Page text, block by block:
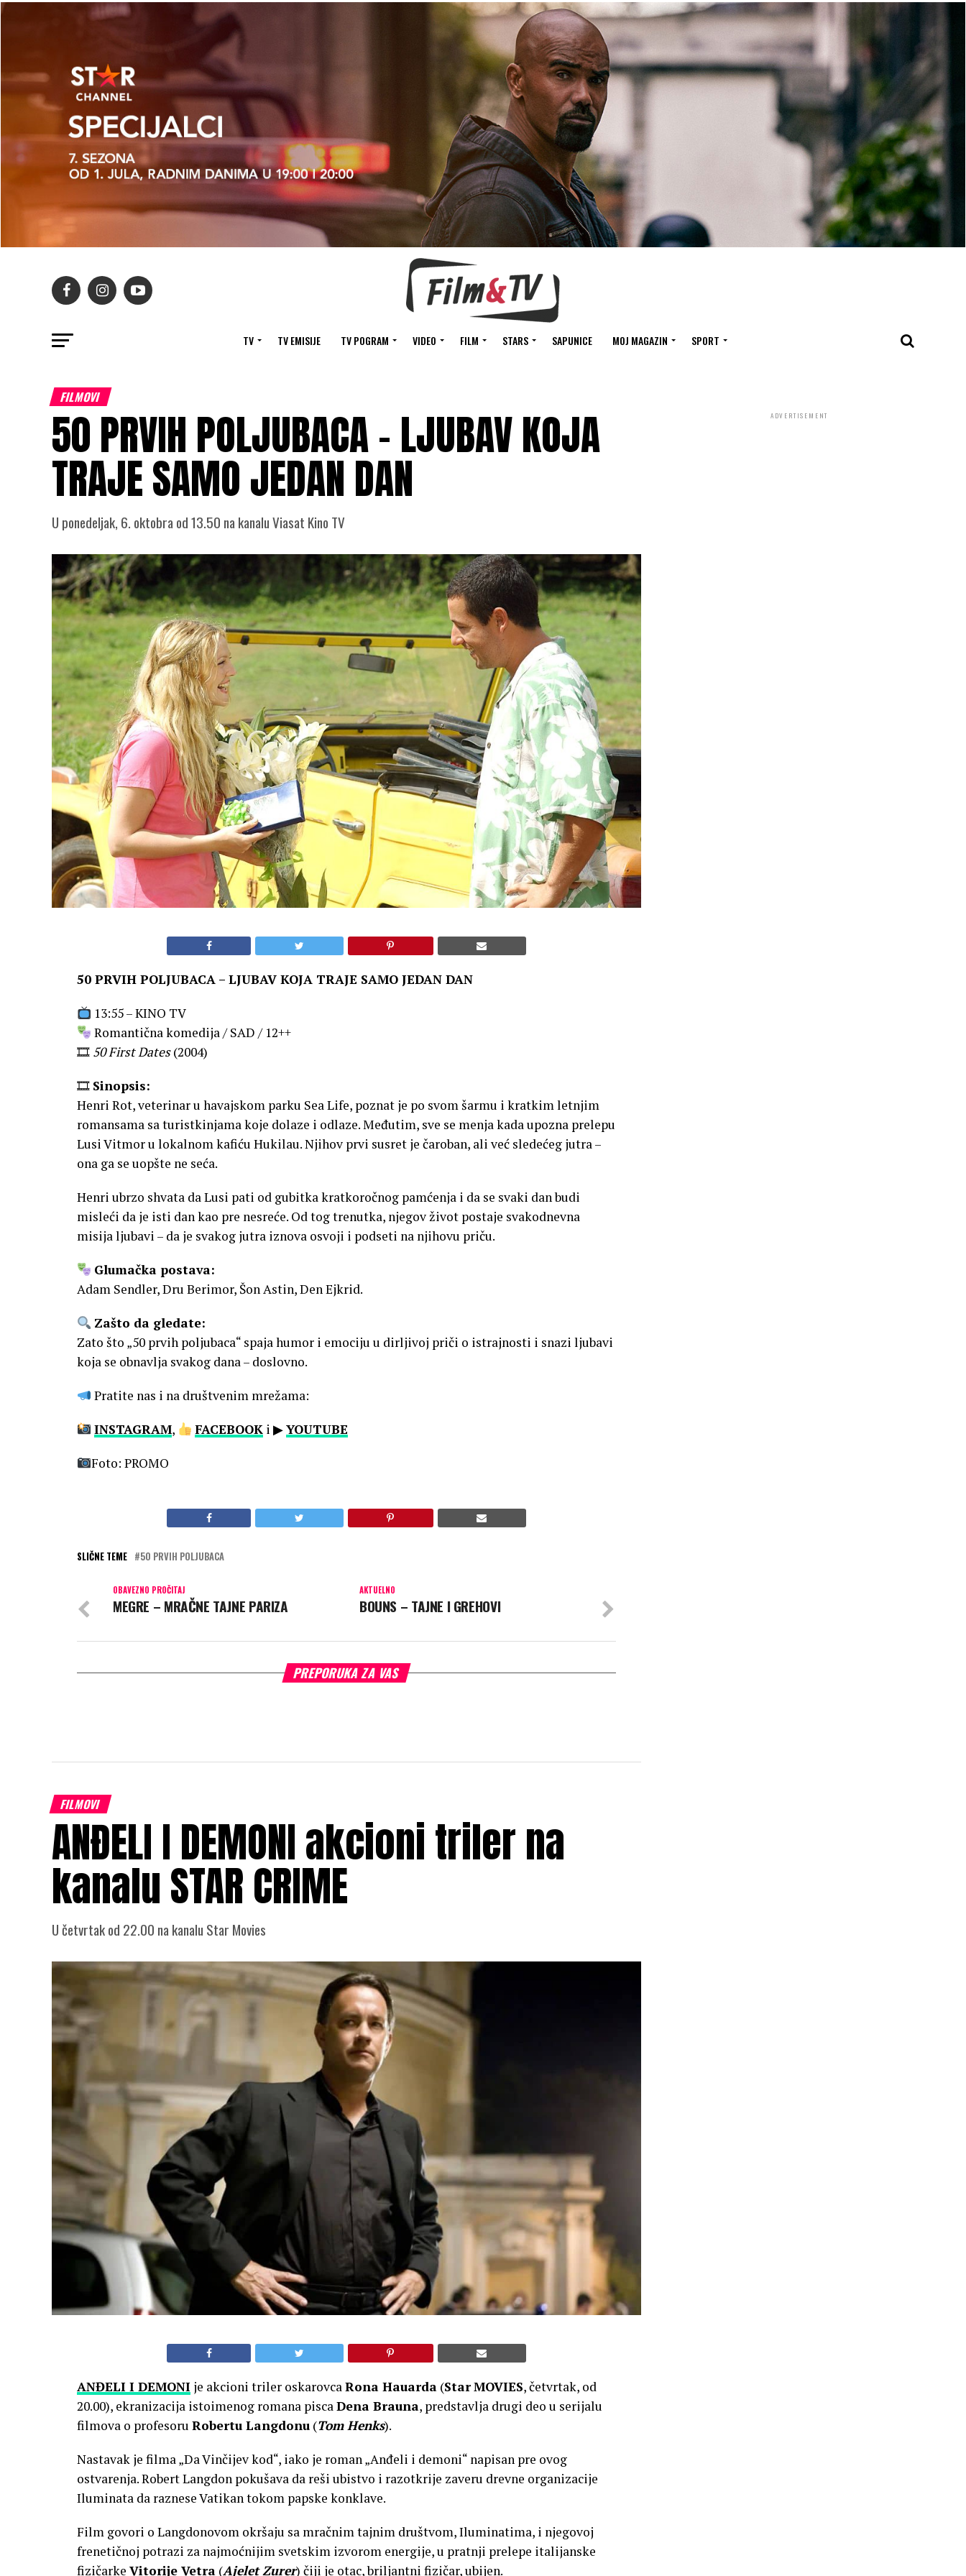
TV TV EMISIJE TV POGRAM VIDEO FILM STARS SAPUNICE MOJ MAGAZIN SPORT
FILMOVI
50 PRVIH POLJUBACA – LJUBAV KOJA
TRAJE SAMO JEDAN DAN
U ponedeljak, 6. oktobra od 13.50 na kanalu Viasat Kino TV
50 PRVIH POLJUBACA – LJUBAV KOJA TRAJE SAMO JEDAN DAN
13:55 – KINO TV
Romantična komedija / SAD / 12++
🎞 50 First Dates(2004)
🎞 Sinopsis:
Henri Rot, veterinar u havajskom parku Sea Life, poznat je po svom šarmu i kratkim letnjim
romansama sa turistkinjama koje dolaze i odlaze. Međutim, sve se menja kada upozna prelepu
Lusi Vitmor u lokalnom kafiću Hukilau. Njihov prvi susret je čaroban, ali već sledećeg jutra –
ona ga se uopšte ne seća.
Henri ubrzo shvata da Lusi pati od gubitka kratkoročnog pamćenja i da se svaki dan budi
misleći da je isti dan kao pre nesreće. Od tog trenutka, njegov život postaje svakodnevna
misija ljubavi – da je svakog jutra iznova osvoji i podseti na njihovu priču.
Glumačka postava:
Adam Sendler, Dru Berimor, Šon Astin, Den Ejkrid.
Zašto da gledate:
Zato što „50 prvih poljubaca“ spaja humor i emociju u dirljivoj priči o istrajnosti i snazi ljubavi
koja se obnavlja svakog dana – doslovno.
Pratite nas i na društvenim mrežama:
INSTAGRAM, FACEBOOK i ▶YOUTUBE
Foto: PROMO
SLIČNE TEME 50 PRVIH POLJUBACA
AKTUELNO
BOUNS – TAJNE I GREHOVI
OBAVEZNO PROČITAJ
MEGRE – MRAČNE TAJNE PARIZA
PREPORUKA ZA VAS
FILMOVI
ANĐELI I DEMONI akcioni triler na
kanalu STAR CRIME
U četvrtak od 22.00 na kanalu Star Movies
ANĐELI I DEMONI je akcioni triler oskarovcaRona Hauarda (StarMOVIES, četvrtak, od
20.00), ekranizacija istoimenog romana piscaDena Brauna, predstavlja drugi deo u serijalu
filmova o profesoru Robertu Langdonu (Tom Henks).
Nastavak je filma „Da Vinčijev kod“, iako je roman „Anđeli i demoni“ napisan pre ovog
ostvarenja. Robert Langdon pokušava da reši ubistvo i razotkrije zaveru drevne organizacije
Iluminata da raznese Vatikan tokom papske konklave.
Film govori o Langdonovom okršaju sa mračnim tajnim društvom, Iluminatima, i njegovoj
frenetičnoj potrazi za najmoćnijim svetskim izvorom energije, u pratnji prelepe italijanske
fizičarke Vitorije Vetra (Ajelet Zurer) čiji je otac, briljantni fizičar, ubijen.
ADVERTISEMENT